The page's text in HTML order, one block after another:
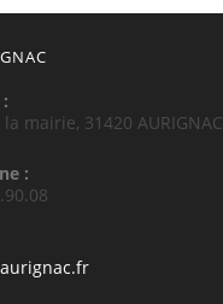
mairie, 31420 AURIGNAC
:
S’ouvre